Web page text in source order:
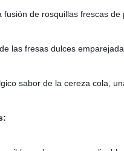
fusión de rosquillas frescas
las fresas dulces
sabor de la cereza cola,